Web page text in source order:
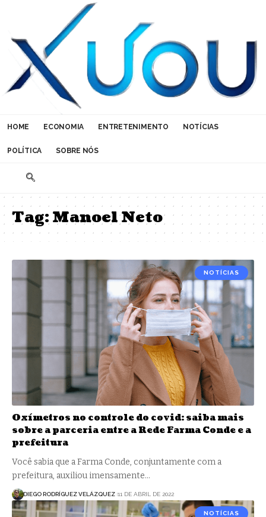
HOME ECONOMIA ENTRETENIMENTO NOTÍCIAS
POLÍTICA SOBRE NÓS
Tag:Manoel Neto
NOTÍCIAS
Oxímetros no controle do covid: saiba mais
sobre a parceria entre a Rede Farma Conde e a
prefeitura
Você sabia que a Farma Conde, conjuntamente com a
prefeitura, auxiliou imensamente…
DIEGO RODRÍGUEZ VELÁZQUEZ 11 DE ABRIL DE 2022
NOTÍCIAS